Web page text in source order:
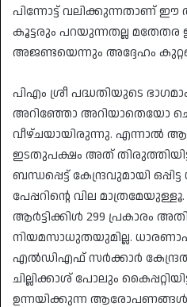
പിന്നോട്ട് വലിക്കുന്നതാണ് ഈ
കൂട്ടരും പറയുന്നതല്ല മതേതര
അജണ്ടയെന്നും അദ്ദേഹം
​പിഎം ശ്രീ പദ്ധതിയുടെ
അറിഞ്ഞോ അറിയാതെയോ
വീഴ്ചയായിരുന്നു. എന്നാൽ ആ
ഇടതുപക്ഷം അത്
ബന്ധപ്പെട്ട് കേന്ദ്രവുമായി
പേപ്പറിന്റെ വില
ആർട്ടിക്കിൾ 299 പ്രകാരം
നിയമസാധുതയുമില്ല.
എൽഡിഎഫ് സർക്കാർ
ചില്ലിക്കാശ് പോലും
ഉന്നയിക്കുന്ന ആരോപണങ്ങൾ